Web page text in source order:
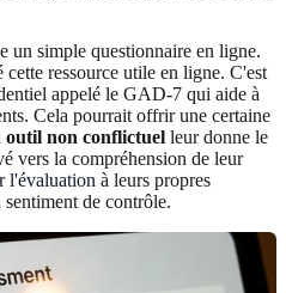
un simple questionnaire en ligne.
ressource utile en ligne. C'est
appelé le GAD-7 qui aide à
Cela pourrait offrir une certaine
outil non conflictuel leur donne le
vers la compréhension de leur
l'évaluation à leurs propres
de contrôle.